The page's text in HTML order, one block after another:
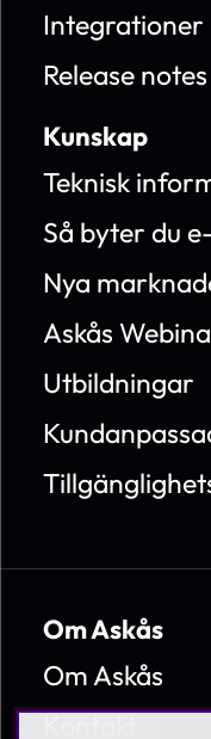
Integrationer
Release notes
Kunskap
Teknisk
Så byter du
Nya
Askås
Utbildningar
Om Askås
Om Askås
Kontakt